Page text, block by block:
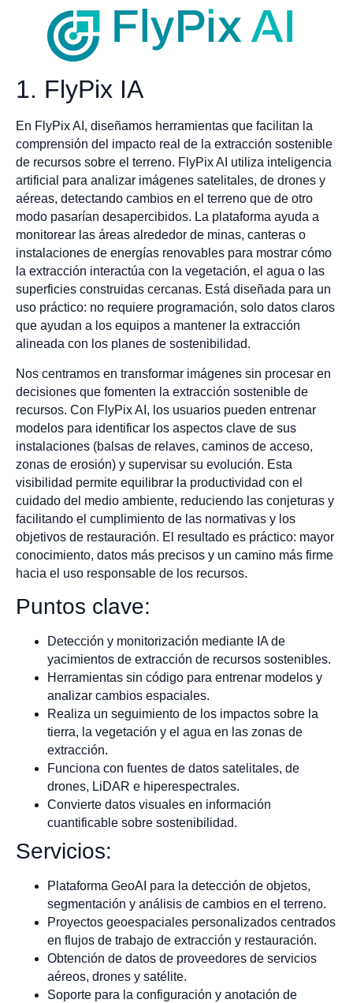
1. FlyPix IA
En FlyPix AI, diseñamos herramientas que facilitan la
comprensión del impacto real de la extracción sostenible
de recursos sobre el terreno. FlyPix AI utiliza inteligencia
artificial para analizar imágenes satelitales, de drones y
aéreas, detectando cambios en el terreno que de otro
modo pasarían desapercibidos. La plataforma ayuda a
monitorear las áreas alrededor de minas, canteras o
instalaciones de energías renovables para mostrar cómo
la extracción interactúa con la vegetación, el agua o las
superficies construidas cercanas. Está diseñada para un
uso práctico: no requiere programación, solo datos claros
que ayudan a los equipos a mantener la extracción
alineada con los planes de sostenibilidad.
Nos centramos en transformar imágenes sin procesar en
decisiones que fomenten la extracción sostenible de
recursos. Con FlyPix AI, los usuarios pueden entrenar
modelos para identificar los aspectos clave de sus
instalaciones (balsas de relaves, caminos de acceso,
zonas de erosión) y supervisar su evolución. Esta
visibilidad permite equilibrar la productividad con el
cuidado del medio ambiente, reduciendo las conjeturas y
facilitando el cumplimiento de las normativas y los
objetivos de restauración. El resultado es práctico: mayor
conocimiento, datos más precisos y un camino más firme
hacia el uso responsable de los recursos.
Puntos clave:
Detección y monitorización mediante IA de
yacimientos de extracción de recursos sostenibles.
Herramientas sin código para entrenar modelos y
analizar cambios espaciales.
Realiza un seguimiento de los impactos sobre la
tierra, la vegetación y el agua en las zonas de
extracción.
Funciona con fuentes de datos satelitales, de
drones, LiDAR e hiperespectrales.
Convierte datos visuales en información
cuantificable sobre sostenibilidad.
Servicios:
Plataforma GeoAI para la detección de objetos,
segmentación y análisis de cambios en el terreno.
Proyectos geoespaciales personalizados centrados
en flujos de trabajo de extracción y restauración.
Obtención de datos de proveedores de servicios
aéreos, drones y satélite.
Soporte para la configuración y anotación de